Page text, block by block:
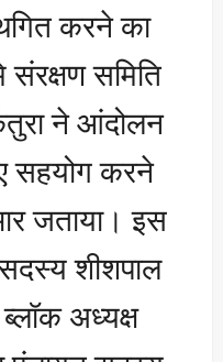
करने का
संरक्षण समिति
ने आंदोलन
सहयोग करने
जताया। इस
शीशपाल
अध्यक्ष